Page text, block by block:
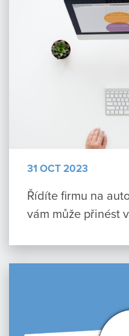
31 OCT 2023
Řídíte firmu na
vám může přinést